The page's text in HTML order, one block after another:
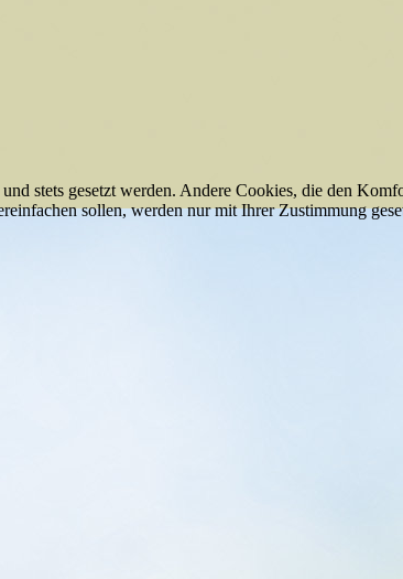
stets gesetzt werden. Andere Cookies, die den
sollen, werden nur mit Ihrer Zustimmung